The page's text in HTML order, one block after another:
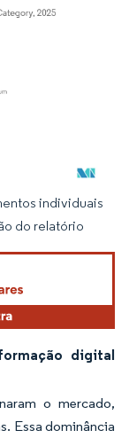
conforme CC BY 4.0.
individuais
do relatório
digital
o mercado,
Essa dominância